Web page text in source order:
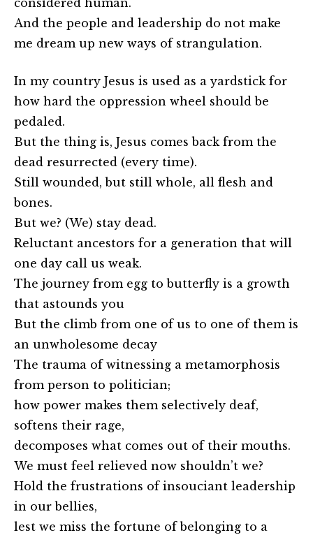
considered human.
And the people and leadership do not make
me dream up new ways of strangulation.
In my country Jesus is used as a yardstick for
how hard the oppression wheel should be
pedaled.
But the thing is, Jesus comes back from the
dead resurrected (every time).
Still wounded, but still whole, all flesh and
bones.
But we? (We) stay dead.
Reluctant ancestors for a generation that will
one day call us weak.
The journey from egg to butterfly is a growth
that astounds you
But the climb from one of us to one of them is
an unwholesome decay
The trauma of witnessing a metamorphosis
from person to politician;
how power makes them selectively deaf,
softens their rage,
decomposes what comes out of their mouths.
We must feel relieved now shouldn’t we?
Hold the frustrations of insouciant leadership
in our bellies,
lest we miss the fortune of belonging to a